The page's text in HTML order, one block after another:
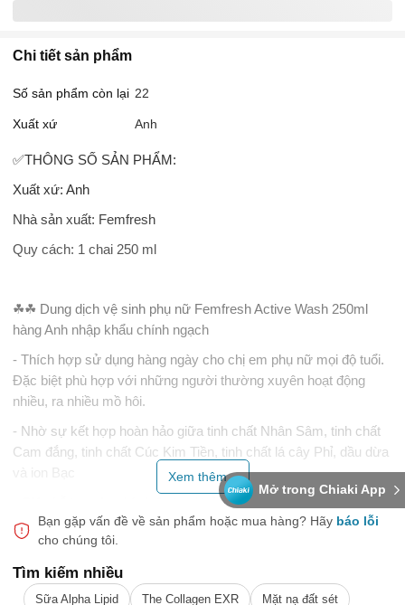
Mở trong Chiaki App
Chi tiết sản phẩm
Số sản phẩm còn lại 22
Xuất xứ Anh
✅THÔNG SỐ SẢN PHẨM:
Xuất xứ: Anh
Nhà sản xuất: Femfresh
Quy cách: 1 chai 250 ml
☘☘ Dung dịch vệ sinh phụ nữ Femfresh Active Wash 250ml
hàng Anh nhập khẩu chính ngạch
- Thích hợp sử dụng hàng ngày cho chị em phụ nữ mọi độ tuổi.
Đặc biệt phù hợp với những người thường xuyên hoạt động
nhiều, ra nhiều mồ hôi.
- Nhờ sự kết hợp hoàn hảo giữa tinh chất Nhân Sâm, tinh chất
Cam đắng, tinh chất Cúc Kim Tiền, tinh chất lá cây Phỉ, dầu dừa
- Giúp hỗ trợ vùng kín luôn tươi trẻ, khỏe mạnh, mượt mà,
thoáng mát suốt ngày dài năng động. Sản phẩm không chứa xà
phòng và không gây dị ứng.
Xem thêm...
Bạn gặp vấn đề về sản phẩm hoặc mua hàng? Hãy báo lỗi
cho chúng tôi.
Tìm kiếm nhiều
Sữa Alpha Lipid The Collagen EXR Mặt nạ đất sét